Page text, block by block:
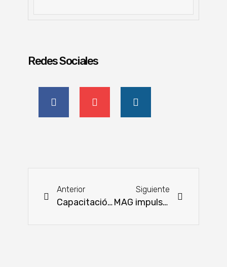
Redes Sociales
Anterior
Capacitación para la evolución de la agricultura familiar en negocios rentables
Siguiente
MAG impulsa exportaciones y educación agrícola con enfoque en la producción familiar